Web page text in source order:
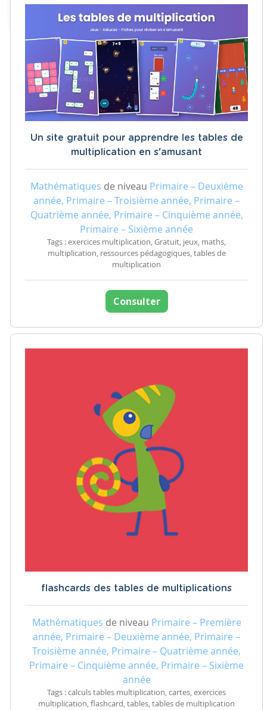
Un site gratuit pour apprendre les tables de
multiplication en s'amusant
Mathématiques de niveau Primaire – Deuxième
année, Primaire – Troisième année, Primaire –
Quatrième année, Primaire – Cinquième année,
Primaire – Sixième année
Tags : exercices multiplication, Gratuit, jeux, maths,
multiplication, ressources pédagogiques, tables de
multiplication
Consulter
flashcards des tables de multiplications
Mathématiques de niveau Primaire – Première
année, Primaire – Deuxième année, Primaire –
Troisième année, Primaire – Quatrième année,
Primaire – Cinquième année, Primaire – Sixième
année
Tags : calculs tables multiplication, cartes, exercices
multiplication, flashcard, tables, tables de multiplication